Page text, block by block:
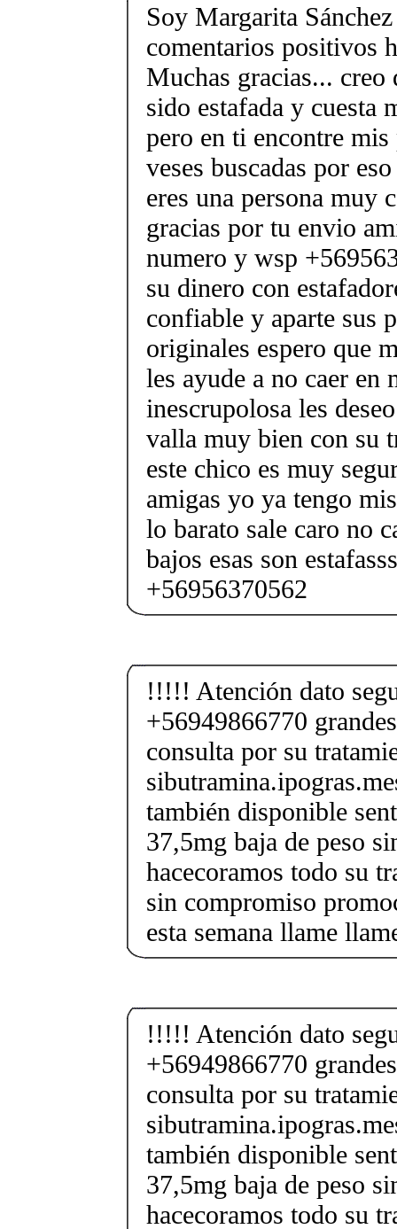
Soy Margarita
comentarios positivos
Muchas gracias... creo
sido estafada y cuesta
pero en ti encontre mis
veses buscadas por
eres una persona muy
gracias por tu envio
numero y wsp
su dinero con
confiable y aparte sus
originales espero que
les ayude a no caer en
inescrupolosa les
valla muy bien con su
este chico es muy
amigas yo ya tengo
lo barato sale caro no
bajos esas son
+56956370562
!!!!! Atención dato
+56949866770
consulta por su
también disponible
37,5mg baja de peso
hacecoramos todo su
sin compromiso
esta semana llame
!!!!! Atención dato
+56949866770
consulta por su
también disponible
37,5mg baja de peso
hacecoramos todo su